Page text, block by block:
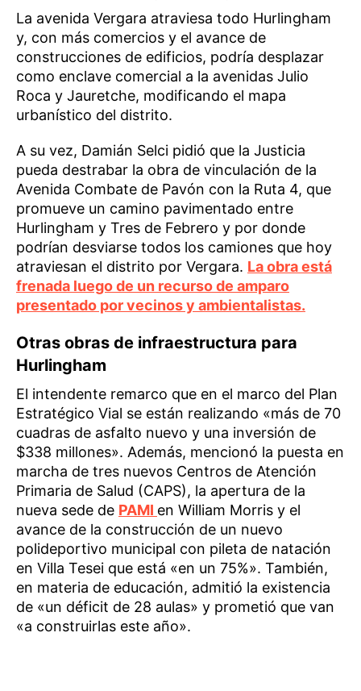
La avenida Vergara atraviesa todo Hurlingham
y, con más comercios y el avance de
construcciones de edificios, podría desplazar
como enclave comercial a la avenidas Julio
Roca y Jauretche, modificando el mapa
urbanístico del distrito.
A su vez, Damián Selci pidió que la Justicia
pueda destrabar la obra de vinculación de la
Avenida Combate de Pavón con la Ruta 4, que
promueve un camino pavimentado entre
Hurlingham y Tres de Febrero y por donde
podrían desviarse todos los camiones que hoy
atraviesan el distrito por Vergara. La obra está
frenada luego de un recurso de amparo
presentado por vecinos y ambientalistas.
Otras obras de infraestructura para
Hurlingham
El intendente remarco que en el marco del Plan
Estratégico Vial se están realizando «más de 70
cuadras de asfalto nuevo y una inversión de
$338 millones». Además, mencionó la puesta en
marcha de tres nuevos Centros de Atención
Primaria de Salud (CAPS), la apertura de la
nueva sede de PAMI en William Morris y el
avance de la construcción de un nuevo
polideportivo municipal con pileta de natación
en Villa Tesei que está «en un 75%». También,
en materia de educación, admitió la existencia
de «un déficit de 28 aulas» y prometió que van
«a construirlas este año».